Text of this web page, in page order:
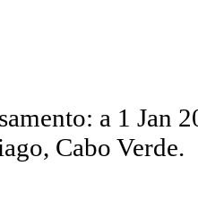
a 1 Jan
Cabo Verde.